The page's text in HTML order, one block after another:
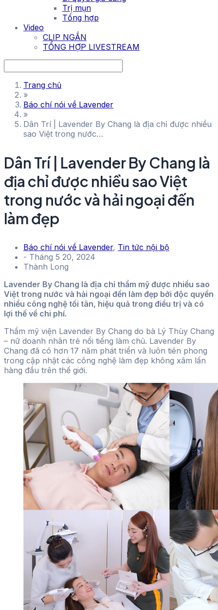
Trị mụn
Tổng hợp
Video
CLIP NGẮN
TỔNG HỢP LIVESTREAM
Trang chủ
»
Báo chí nói về Lavender
»
Dân Trí | Lavender By Chang là địa chỉ được nhiều
sao Việt trong nước…
Dân Trí | Lavender By Chang là
địa chỉ được nhiều sao Việt
trong nước và hải ngoại đến
làm đẹp
Báo chí nói về Lavender, Tin tức nội bộ
- Tháng 5 20, 2024
Thành Long
Lavender By Chang là địa chỉ thẩm mỹ được nhiều sao
Việt trong nước và hải ngoại đến làm đẹp bởi độc quyền
nhiều công nghệ tối tân, hiệu quả trong điều trị và có
lợi thế về chi phí.
Thẩm mỹ viện Lavender By Chang do bà Lý Thùy Chang
– nữ doanh nhân trẻ nổi tiếng làm chủ. Lavender By
Chang đã có hơn 17 năm phát triển và luôn tiên phong
trong cập nhật các công nghệ làm đẹp không xâm lấn
hàng đầu trên thế giới.